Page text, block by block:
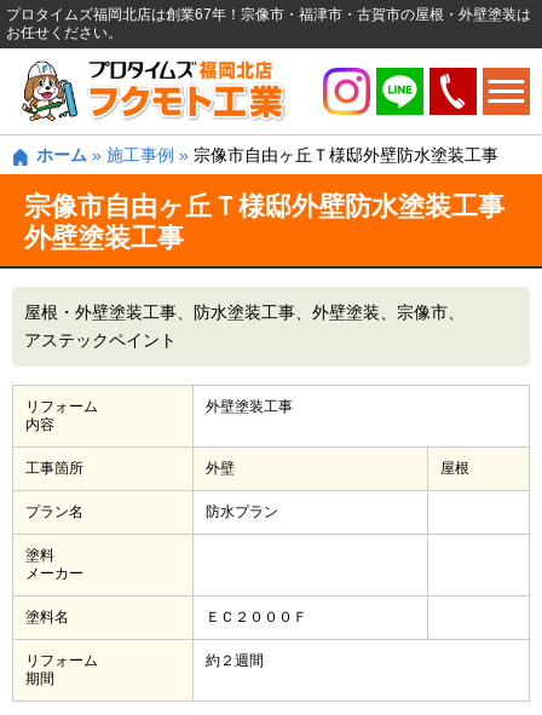
プロタイムズ福岡北店は創業67年！宗像市・福津市・古賀市の屋根・外壁塗装は
お任せください。
ホーム » 施工事例 » 宗像市自由ヶ丘Ｔ様邸外壁防水塗装工事
宗像市自由ヶ丘Ｔ様邸外壁防水塗装工事
外壁塗装工事
屋根・外壁塗装工事 防水塗装工事 外壁塗装
宗像市
アステックペイント
リフォーム
内容
外壁塗装工事
工事箇所 外壁 屋根
プラン名 防水プラン
塗料
メーカー
塗料名 ＥＣ２０００Ｆ
リフォーム
期間
約２週間